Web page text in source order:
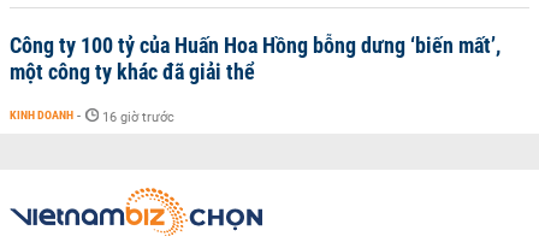
Công ty 100 tỷ của Huấn Hoa Hồng bỗng dưng ‘biến mất’,
một công ty khác đã giải thể
KINH DOANH - 16 giờ trước